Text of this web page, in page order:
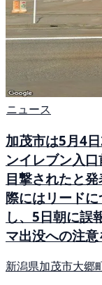
ニュース
加茂市は5月4
ンイレブン入
目撃されたと
際にはリード
し、5日朝に誤
マ出没への注意
新潟県加茂市大郷